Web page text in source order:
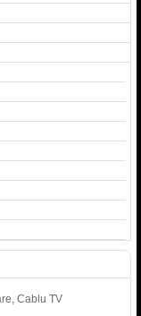
Cablu TV